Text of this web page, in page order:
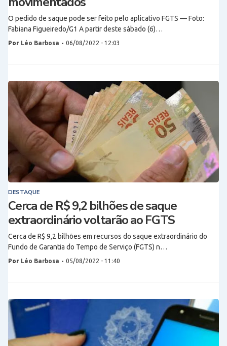
O pedido de saque pode ser feito pelo aplicativo FGTS — Foto:
Fabiana Figueiredo/G1 A partir deste sábado (6)…
Por Léo Barbosa - 06/08/2022 - 12:03
DESTAQUE
Cerca de R$ 9,2 bilhões de saque
extraordinário voltarão ao FGTS
Cerca de R$ 9,2 bilhões em recursos do saque extraordinário do
Fundo de Garantia do Tempo de Serviço (FGTS) n…
Por Léo Barbosa - 05/08/2022 - 11:40